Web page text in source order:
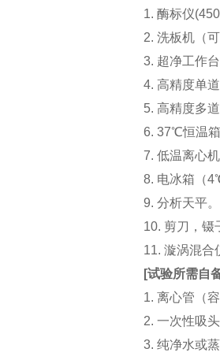
1. 酶标仪
2. 洗板机（
3. 超净工作
4. 高精度单
5. 高精度多
6. 37℃恒温
7. 低温离心
8. 电冰箱（
9. 分析天平。
10. 剪刀，镊
11. 漩涡混
[试验所需自
1. 离心管（
2. 一次性吸
3. 纯净水或